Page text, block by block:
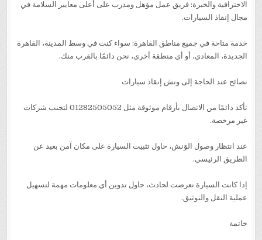
الاحترافية والخبرة: فريق عمل مؤهل ومدرب على أعلى معايير السلامة في
مجال إنقاذ السيارات.
خدمة متاحة في جميع مناطق القاهرة: سواء كنت في وسط المدينة، القاهرة
الجديدة، المعادي، أو أي منطقة أخرى، نحن دائمًا بالقرب منك.
نصائح عند الحاجة إلى ونش إنقاذ سيارات
تأكد دائمًا من الاتصال بأرقام موثوقة مثل 01282505052 لتجنب شركات
غير مرخصة.
عند انتظار وصول الوَنش، حاول تثبيت السيارة على مكان آمن بعيد عن
الطريق الرئيسي.
إذا كانت السيارة تعرضت لحادث، حاول تدوين أي معلومات مهمة لتسهيل
عملية النقل والتوثيق.
خاتمة